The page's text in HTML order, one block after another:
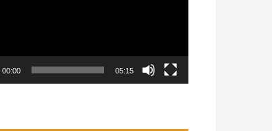
00:00 05:15